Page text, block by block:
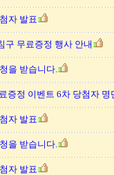
자 발표
구 무료증정 행사 안내
을 받습니다.
증정 이벤트 6차 당첨자 명
자 발표
을 받습니다.
자 발표